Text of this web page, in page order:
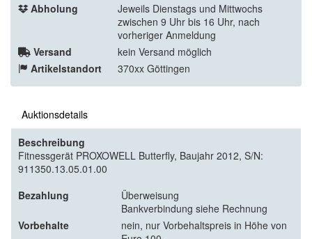
Abholung
Jeweils Dienstags und Mittwochs
zwischen 9 Uhr bis 16 Uhr, nach
vorheriger Anmeldung
Versand
kein Versand möglich
Artikelstandort
370xx Göttingen
Auktionsdetails
Beschreibung
Fitnessgerät PROXOWELL Butterfly, Baujahr 2012, S/N:
911350.13.05.01.00
Bezahlung
Überweisung
Bankverbindung siehe Rechnung
Vorbehalte
nein, nur Vorbehaltspreis in Höhe von